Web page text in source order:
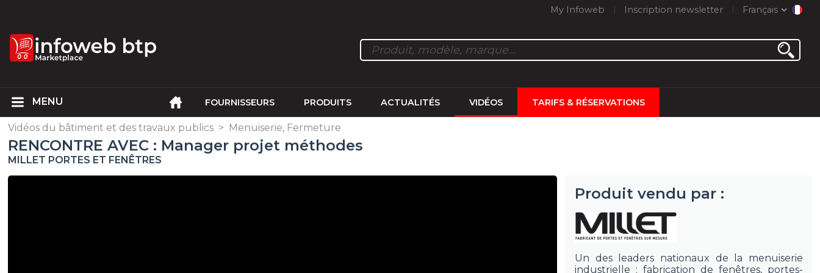
My Infoweb Inscription newsletter Français
FOURNISSEURS PRODUITS ACTUALITÉS VIDÉOS TARIFS & RÉSERVATIONS
Vidéos du bâtiment et des travaux publics > Menuiserie, Fermeture
RENCONTRE AVEC : Manager projet méthodes
MILLET PORTES ET FENÊTRES
Produit vendu par :
Un des leaders nationaux de la menuiserie
industrielle : fabrication de fenêtres, portes-